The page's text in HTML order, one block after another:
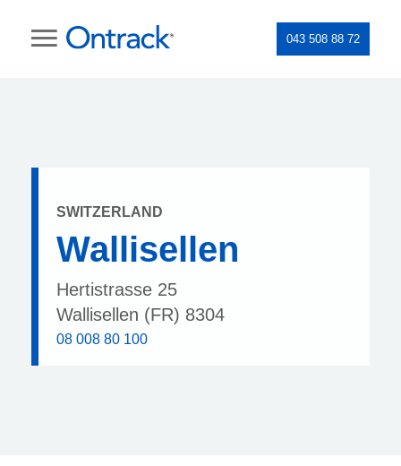
043 508 88 72
SWITZERLAND
Wallisellen
Hertistrasse 25
Wallisellen (FR) 8304
08 008 80 100